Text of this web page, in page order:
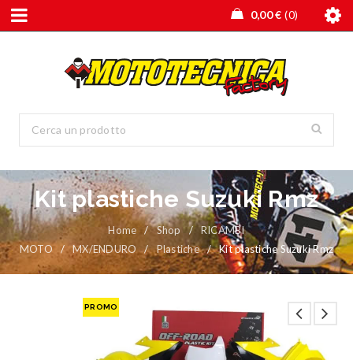
0,00€ 0
Kit plastiche Suzuki Rmz
Home / Shop /
RICAMBI
MOTO
/ MX/ENDURO / Plastiche / Kit plastiche Suzuki Rmz
PROMO